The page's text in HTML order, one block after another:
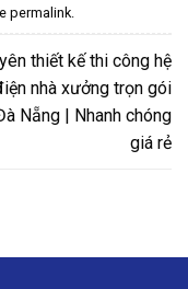
permalink.
thiết kế thi công hệ
nhà xưởng trọn gói
Nẵng | Nhanh chóng
giá rẻ